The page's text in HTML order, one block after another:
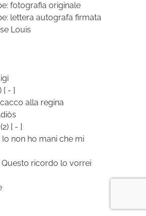
fotografia originale
lettera autografa firmata
Louis
[ - ]
alla regina
(2) [ - ]
non ho mani che mi
Questo ricordo lo vorrei